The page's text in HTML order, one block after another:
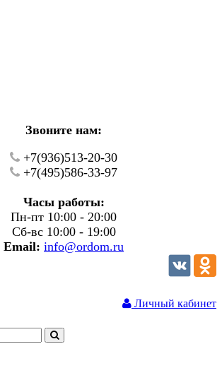
Звоните нам:
+7(936)513-20-30
+7(495)586-33-97
Часы работы:
Пн-пт 10:00 - 20:00
Сб-вс 10:00 - 19:00
Email: info@ordom.ru
Личный кабинет